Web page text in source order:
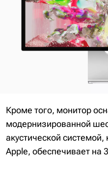
Кроме того, монитор
модернизированной
акустической
Apple, обеспечивает на